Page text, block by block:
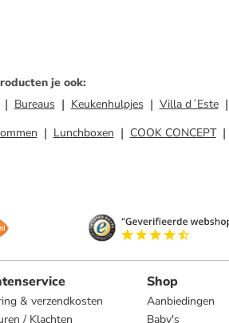
je ook:
Bureaus Keukenhulpjes Villa d´Este
Lunchboxen COOK CONCEPT
& verzendkosten
/ Klachten
Shop
Aanbiedingen
Baby's